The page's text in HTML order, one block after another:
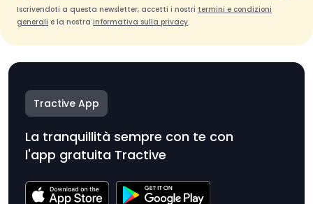
Iscrivendoti a questa newsletter, accetti i nostri termini e condizioni
generali e la nostra informativa sulla privacy.
Tractive App
La tranquillità sempre con te con
l'app gratuita Tractive